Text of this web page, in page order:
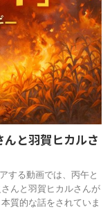
と羽賀ヒカルさ
する動画では、丙午と
んと羽賀ヒカルさんが
質的な話をされていま